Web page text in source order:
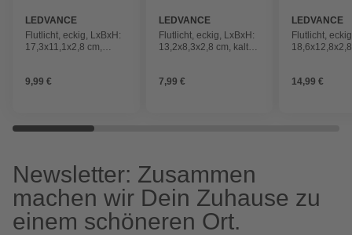
LEDVANCE
Flutlicht, eckig, LxBxH:
17,3x11,1x2,8 cm,
9,99 €
LEDVANCE
Flutlicht, eckig, LxBxH:
13,2x8,3x2,8 cm, kaltes
7,99 €
LEDVANCE
Flutlicht,
14,99 €
Newsletter: Zusammen
machen wir Dein Zuhause zu
einem schöneren Ort.